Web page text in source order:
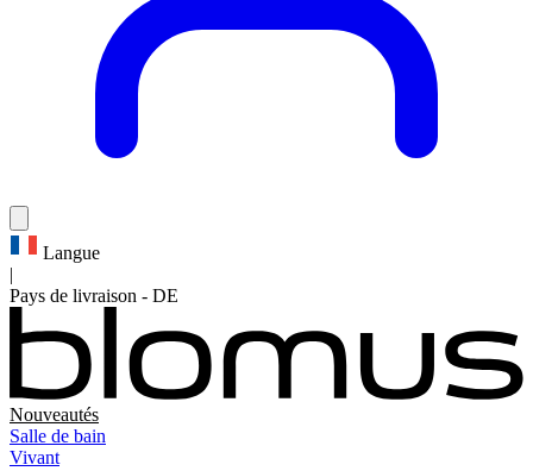
Langue
|
Pays de livraison - DE
Nouveautés
Salle de bain
Vivant